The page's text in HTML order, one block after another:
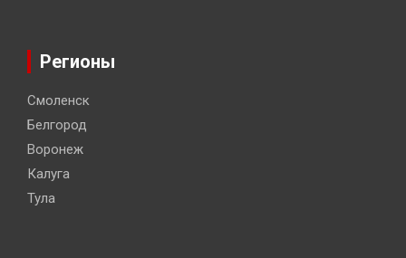
Регионы
Смоленск
Белгород
Воронеж
Калуга
Тула